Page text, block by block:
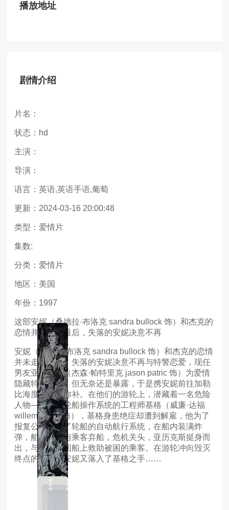
播放地址
剧情介绍
片名：
状态：hd
主演：
导演：
语言：英语,英语手语,葡萄
更新：2024-03-16 20:00:48
类型：爱情片
集数:
分类：爱情片
地区：美国
年份：1997
这部安妮（桑德拉·布洛克 sandra bullock 饰）和杰克的
恋情并未走到最后，失落的安妮决意不再
安妮（桑德拉·布洛克 sandra bullock 饰）和杰克的恋情
并未走到最后，失落的安妮决意不再与特警恋爱，现任
男友亚历克斯（杰森·帕特里克 jason patric 饰）为爱情
隐藏特警身份，但无奈还是暴露，于是携安妮前往加勒
比海度假作为弥补。在他们的游轮上，潜藏着一名危险
人物——设计轮船操作系统的工程师基格（威廉·达福
willem dafoe 饰），基格身患绝症却遭到解雇，他为了
报复公司掌控了轮船的自动航行系统，在船内装满炸
弹，船长只得与乘客弃船，危机关头，亚历克斯挺身而
出，与安妮返回船上救助被困的乘客。在游轮冲向毁灭
终点的同时，安妮又落入了基格之手……